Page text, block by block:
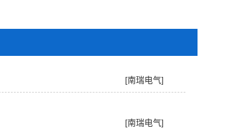
[南瑞电气]
[南瑞电气]